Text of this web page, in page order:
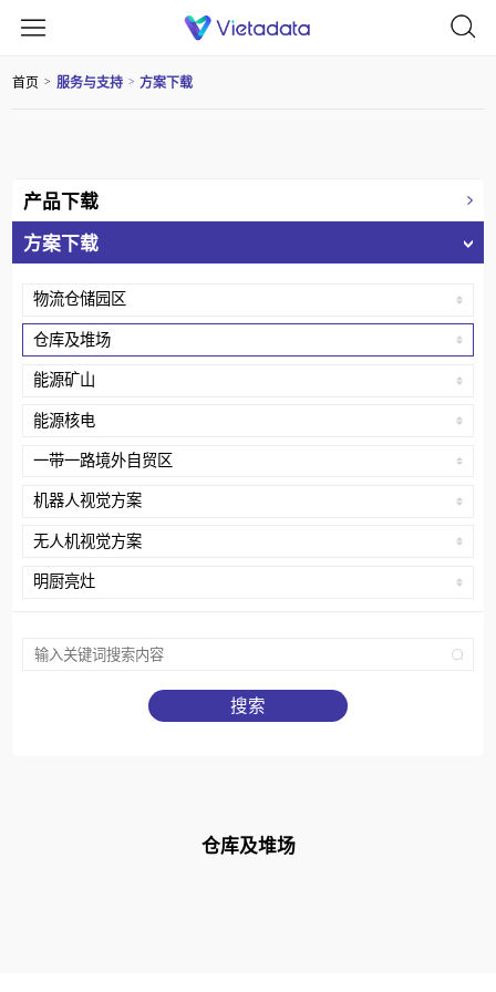
首页 > 服务与支持 > 方案下载
产品下载
方案下载
物流仓储园区
仓库及堆场
能源矿山
能源核电
一带一路境外自贸区
机器人视觉方案
无人机视觉方案
明厨亮灶
仓库及堆场